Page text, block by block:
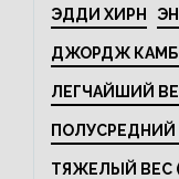
ЭДДИ ХИРН
ДЖОРДЖ
ЛЕГЧАЙШИЙ
ПОЛУСРЕДНИЙ
ТЯЖЕЛЫЙ ВЕС